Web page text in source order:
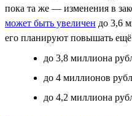
пока та же — изменения в
может быть увеличен до 3,6
его планируют повышать
до 3,8 миллиона
до 4 миллионов
до 4,2 миллиона